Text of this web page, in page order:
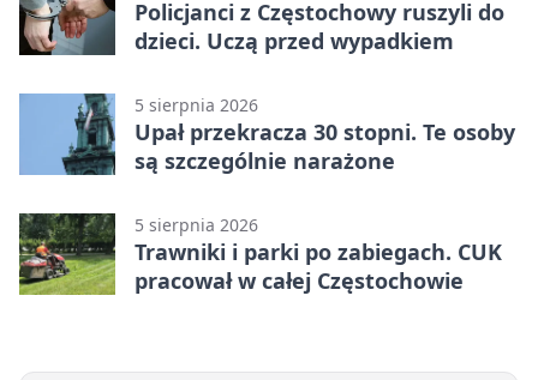
Policjanci z Częstochowy ruszyli do
dzieci. Uczą przed wypadkiem
5 sierpnia 2026
Upał przekracza 30 stopni. Te osoby
są szczególnie narażone
5 sierpnia 2026
Trawniki i parki po zabiegach. CUK
pracował w całej Częstochowie